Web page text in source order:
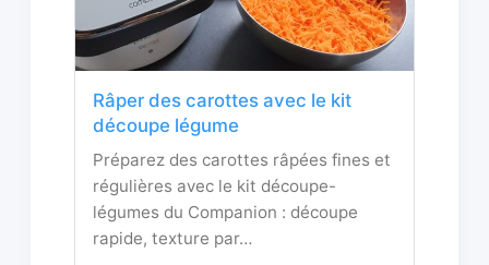
Râper des carottes avec le kit
découpe légume
Préparez des carottes râpées fines et
régulières avec le kit découpe-
légumes du Companion : découpe
rapide, texture par…